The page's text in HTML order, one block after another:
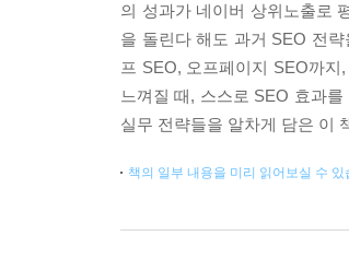
의 성과가 네이버 상위노출로
을 돌린다 해도 과거 SEO 전
프 SEO, 오프페이지 SEO까
느껴질 때, 스스로 SEO 효과
실무 전략들을 알차게 담은 이
책의 일부 내용을 미리 읽어보실 수 있